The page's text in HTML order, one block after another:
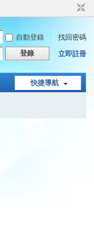
自動登錄
找回密碼
登錄 立即註冊
快捷導航